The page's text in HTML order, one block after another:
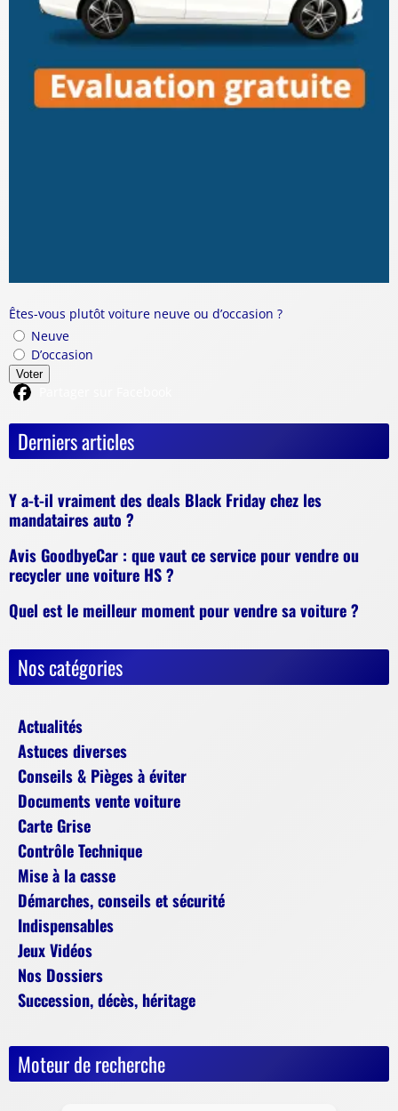
Êtes-vous plutôt voiture neuve ou d’occasion ?
Neuve
D’occasion
Voter
Derniers articles
Y a-t-il vraiment des deals Black Friday chez les
mandataires auto ?
Avis GoodbyeCar : que vaut ce service pour vendre ou
recycler une voiture HS ?
Quel est le meilleur moment pour vendre sa voiture ?
Nos catégories
Actualités
Astuces diverses
Conseils & Pièges à éviter
Documents vente voiture
Carte Grise
Contrôle Technique
Mise à la casse
Démarches, conseils et sécurité
Indispensables
Jeux Vidéos
Nos Dossiers
Succession, décès, héritage
Moteur de recherche